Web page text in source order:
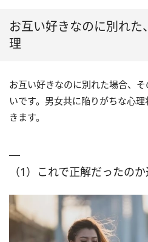
お互い好きなのに別れ
理
お互い好きなのに別れた場合、
いです。男女共に陥りがちな心
きます。
（1）これで正解だったのか